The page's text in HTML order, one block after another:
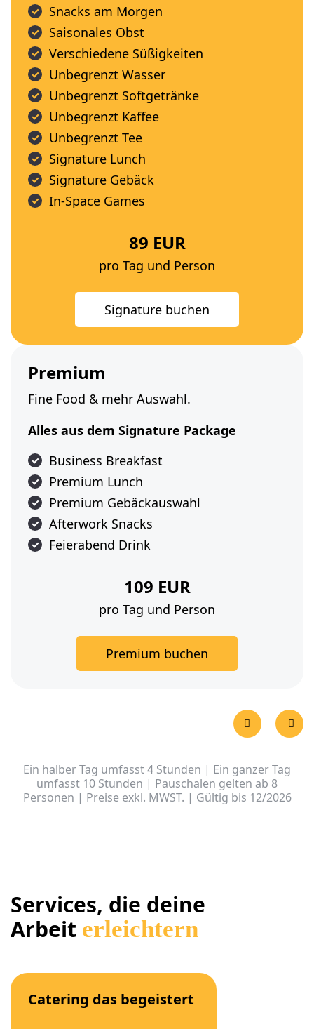
Snacks am Morgen
Saisonales Obst
Verschiedene Süßigkeiten
Unbegrenzt Wasser
Unbegrenzt Softgetränke
Unbegrenzt Kaffee
Unbegrenzt Tee
Signature Lunch
Signature Gebäck
In-Space Games
89 EUR
pro Tag und Person
Signature buchen
Premium
Fine Food & mehr Auswahl.
Alles aus dem Signature Package
Business Breakfast
Premium Lunch
Premium Gebäckauswahl
Afterwork Snacks
Feierabend Drink
109 EUR
pro Tag und Person
Premium buchen
Ein halber Tag umfasst 4 Stunden | Ein ganzer Tag
umfasst 10 Stunden | Pauschalen gelten ab 8
Personen | Preise exkl. MWST. | Gültig bis 12/2026
Services, die deine
Arbeit erleichtern
Catering das begeistert